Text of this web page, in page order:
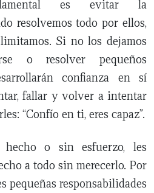
es evitar la
resolvemos todo por ellos,
Si no los dejamos
o resolver pequeños
confianza en sí
fallar y volver a intentar
“Confío en ti, eres capaz”.
hecho o sin esfuerzo, les
a todo sin merecerlo. Por
pequeñas responsabilidades